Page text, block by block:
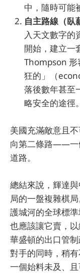
中，隨時可能
自主路線（臥
入天文數字的
開始，建立一
Thompson 形
狂的」（
落後數年甚至
略安全的途徑。
美國充滿敵意且
向第二條路——一
道路。
總結來說，輝達
局的一盤複雜棋
護城河的全球標
也應該讓它賣，
華盛頓的出口管
對手的同時，稍
一個始料未及、且